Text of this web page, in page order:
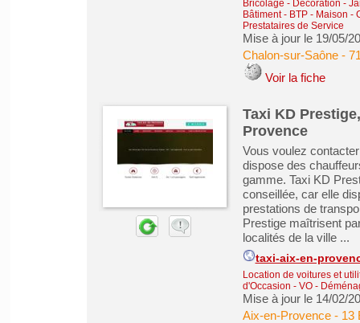
Bricolage - Décoration -
Bâtiment - BTP - Maison
Prestataires de Service
Mise à jour le 19/05/
Chalon-sur-Saône-
Voir la fiche
Taxi KD
Provence
Vous voulez
dispose des
gamme. Taxi KD
conseillée, car elle
prestations de
Prestige maîtrisent
localités de la ville ...
taxi-aix-en-
Location de voitures et
d'Occasion - VO-
Mise à jour le 14/02/
Aix-en-Provence- 13